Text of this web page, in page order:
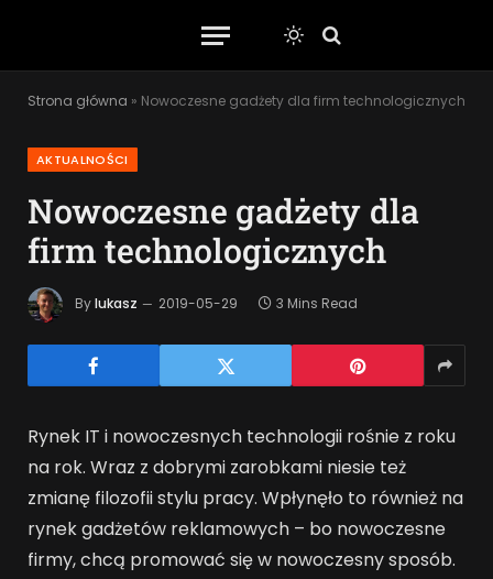
Strona główna » Nowoczesne gadżety dla firm technologicznych
AKTUALNOŚCI
Nowoczesne gadżety dla
firm technologicznych
Bylukasz 2019-05-29 3 Mins Read
Rynek IT i nowoczesnych technologii rośnie z roku
na rok. Wraz z dobrymi zarobkami niesie też
zmianę filozofii stylu pracy. Wpłynęło to również na
rynek gadżetów reklamowych – bo nowoczesne
firmy, chcą promować się w nowoczesny sposób.